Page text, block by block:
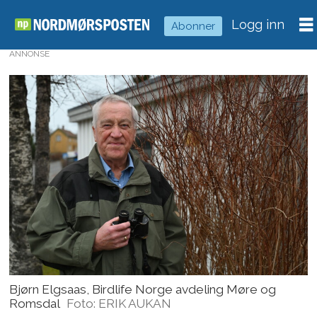
Abonner Logg inn
ANNONSE
Bjørn Elgsaas, Birdlife Norge avdeling Møre og
Romsdal Foto: ERIK AUKAN